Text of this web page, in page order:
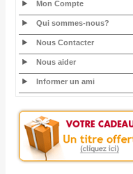
Mon Compte
Qui sommes-nous?
Nous Contacter
Nous aider
Informer un ami